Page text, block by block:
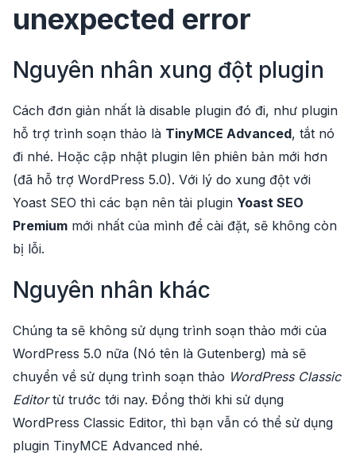
unexpected error
Nguyên nhân xung đột plugin
Cách đơn giản nhất là disable plugin đó đi, như plugin
hỗ trợ trình soạn thảo là TinyMCE Advanced, tắt nó
đi nhé. Hoặc cập nhật plugin lên phiên bản mới hơn
(đã hỗ trợ WordPress 5.0). Với lý do xung đột với
Yoast SEO thì các bạn nên tải plugin Yoast SEO
Premium mới nhất của mình để cài đặt, sẽ không còn
bị lỗi.
Nguyên nhân khác
Chúng ta sẽ không sử dụng trình soạn thảo mới của
WordPress 5.0 nữa (Nó tên là Gutenberg) mà sẽ
chuyển về sử dụng trình soạn thảo WordPress Classic
Editortừ trước tới nay. Đồng thời khi sử dụng
WordPress Classic Editor, thì bạn vẫn có thể sử dụng
plugin TinyMCE Advanced nhé.